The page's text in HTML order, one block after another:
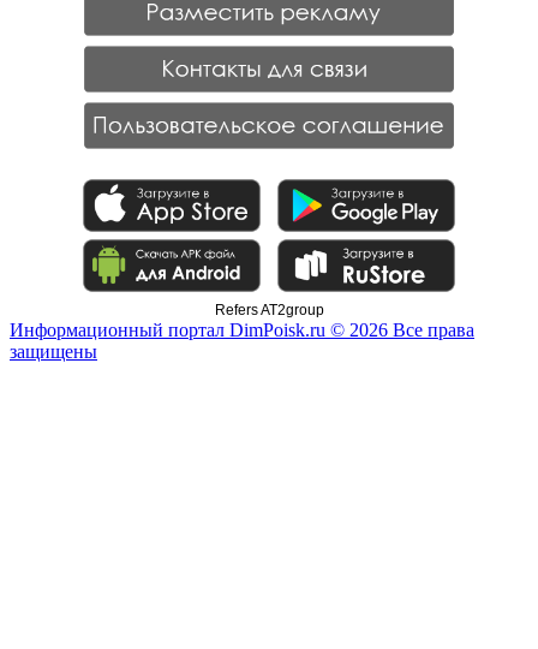
Refers AT2group
Информационный портал DimPoisk.ru © 2026 Все права
защищены